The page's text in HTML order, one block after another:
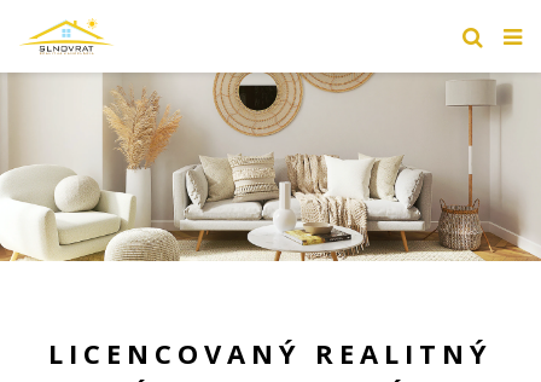
LICENCOVANÝ REALITNÝ